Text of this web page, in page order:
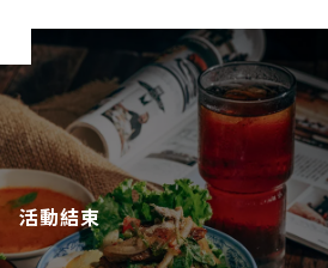
活動結束